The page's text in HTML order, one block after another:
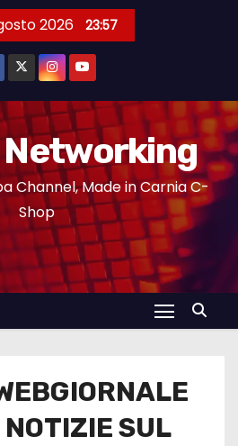
2026 23:57
Networking
Channel, Made in Carnia C-
Shop
SUL